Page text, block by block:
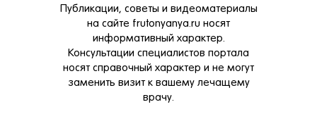
Публикации, советы и видеоматериалы
на сайте frutonyanya.ru носят
информативный характер.
Консультации специалистов портала
носят справочный характер и не могут
заменить визит к вашему лечащему
врачу.